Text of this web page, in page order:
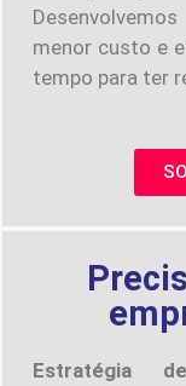
menor custo e
tempo para ter
Estratégia